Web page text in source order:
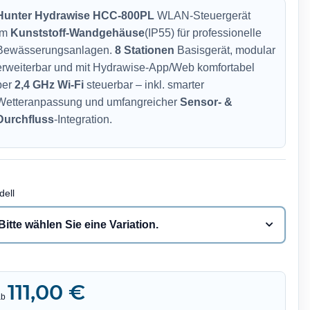
Hydrawise HCC-800PLWLAN-Steuergerät
Kunststoff-Wandgehäuse(IP55) für professionelle
8 Stationen Basisgerät, modular
und mit Hydrawise-App/Web komfortabel
2,4 GHz Wi-Fisteuerbar – inkl. smarter
und umfangreicher Sensor- &
-Integration.
wählen Sie eine Variation.
111,00 €